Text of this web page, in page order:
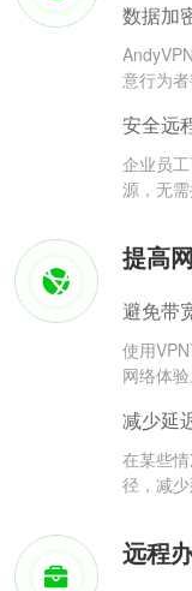
数据加
意行为者
安全远
企业员
源，无需
提高
避免带
使用
网络体验
减少延
在某些
径，减少
远程